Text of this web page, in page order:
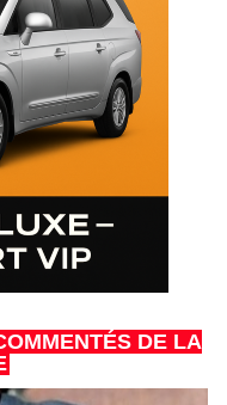
DE LA